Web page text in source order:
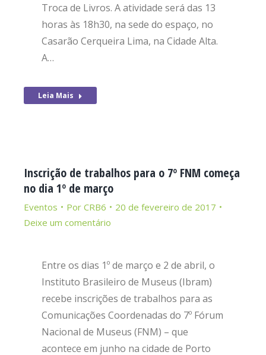
Troca de Livros. A atividade será das 13
horas às 18h30, na sede do espaço, no
Casarão Cerqueira Lima, na Cidade Alta.
A…
Leia Mais
Inscrição de trabalhos para o 7º FNM começa
no dia 1º de março
Eventos Por CRB6
20 de fevereiro de 2017
Deixe um comentário
Entre os dias 1º de março e 2 de abril, o
Instituto Brasileiro de Museus (Ibram)
recebe inscrições de trabalhos para as
Comunicações Coordenadas do 7º Fórum
Nacional de Museus (FNM) – que
acontece em junho na cidade de Porto